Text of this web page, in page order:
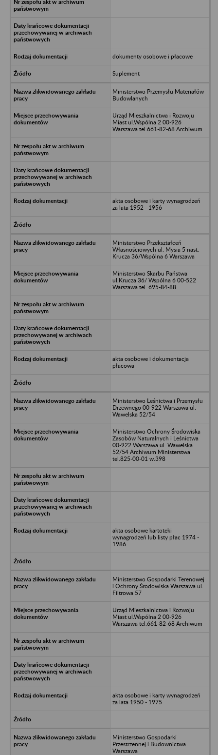
dokumenty osobowe i płacowe
Suplement
Ministerstwo Przemysłu Materiałów
Budowlanych
Urząd Mieszkalnictwa i Rozwoju
Miast ul.Wspólna 2 00-926
Warszawa tel.661-82-68 Archiwum
akta osobowe i karty wynagrodzeń
za lata 1952 - 1956
Ministerstwo Przekształceń
Własnościowych ul. Mysia 5 nast.
Krucza 36/Wspólna 6 Warszawa
Ministerstwo Skarbu Państwa
ul.Krucza 36/ Wspólna 6 00-522
Warszawa tel. 695-84-88
akta osobowe i dokumentacja
płacowa
Ministerstwo Leśnictwa i Przemysłu
Drzewnego 00-922 Warszawa ul.
Wawelska 52/54
Ministerstwo Ochrony Środowiska
Zasobów Naturalnych i Leśnictwa
00-922 Warszawa ul. Wawelska
52/54 Archiwum Ministerstwa
tel.825-00-01 w.398
akta osobowe kartoteki
wynagrodzeń lub listy płac 1974 -
1986
Ministerstwo Gospodarki Terenowej
i Ochrony Środowiska Warszawa ul.
Filtrowa 57
Urząd Mieszkalnictwa i Rozwoju
Miast ul.Wspólna 2 00-926
Warszawa tel.661-82-68 Archiwum
akta osobowe i karty wynagrodzeń
za lata 1950 - 1975
Ministerstwo Gospodarki
Przestrzennej i Budownictwa
Warszawa